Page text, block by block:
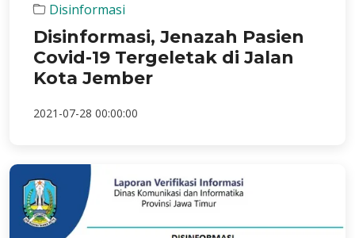
Disinformasi
Disinformasi, Jenazah Pasien
Covid-19 Tergeletak di Jalan
Kota Jember
2021-07-28 00:00:00